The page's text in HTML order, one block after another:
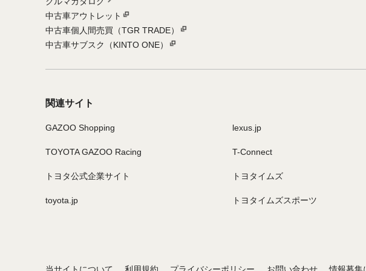
中古車アウトレット
中古車個人間売買（TGR TRADE）
中古車サブスク（KINTO ONE）
関連サイト
GAZOO Shopping
TOYOTA GAZOO Racing
トヨタ公式企業サイト
toyota.jp
lexus.jp
T-Connect
トヨタイムズ
トヨタイムズスポーツ
当サイトについて 利用規約 プライバシーポリシー お問い合わせ 情報募集